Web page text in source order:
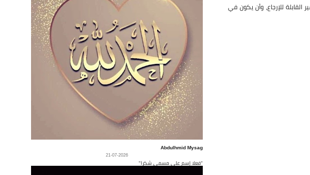
للإرجاع، وأن يكون في
Abdulhmid Mysag
21-07-2026
"فعلا إسم على مسمى شكرا"